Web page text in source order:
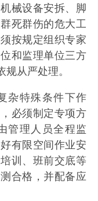
械设备安拆、脚
死群伤的危大工
按规定组织专家
和监理单位三方
从严处理。
杂特殊条件下作
必须制定专项方
管理人员全程监
有限空间作业安
训、班前交底等
合格，并配备应